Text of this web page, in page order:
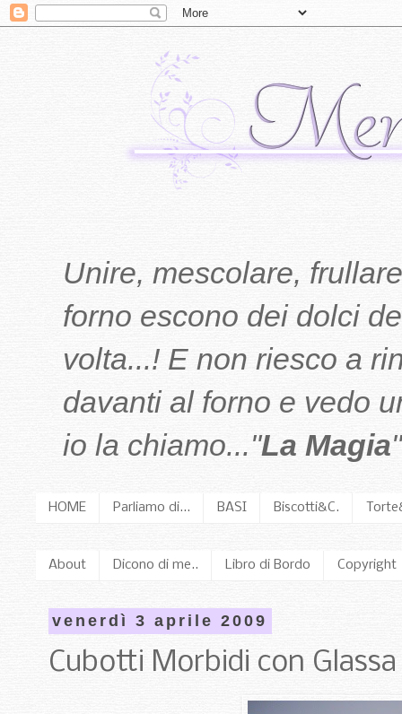
Unire, mescolare,
forno escono dei dolci
volta...! E non riesco a
davanti al forno e vedo
io la chiamo..."La Magia
HOME Parliamo di... BASI Biscotti&C.
About Dicono di me.. Libro di Bordo Copyright
venerdì 3 aprile 2009
Cubotti Morbidi con